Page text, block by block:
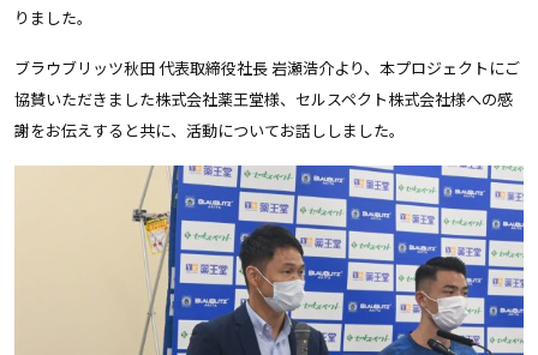
りました。
ブラウブリッツ秋田 代表取締役社長 岩瀬浩介より、本プロジェクトにご
協賛いただきました株式会社薬王堂様、セルスペクト株式会社様への感
謝をお伝えすると共に、活動についてお話ししました。